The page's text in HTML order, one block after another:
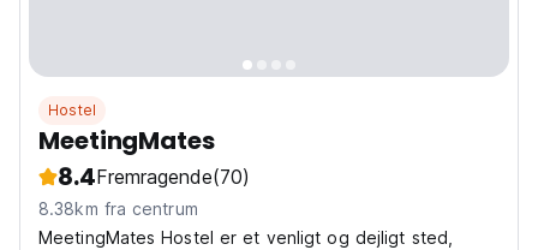
Hostel
MeetingMates
8.4Fremragende(70)
8.38km fra centrum
MeetingMates Hostel er et venligt og dejligt sted,